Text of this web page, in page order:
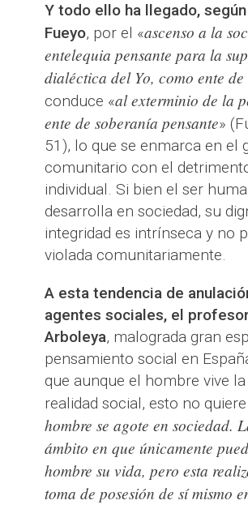
Y todo ello ha llegado,
Fueyo, por el «ascenso a la
entelequia pensante para la
dialéctica del Yo, como ente de
conduce «al exterminio de la
ente de soberanía pensante»
51), lo que se enmarca en el
comunitario con el
individual. Si bien el ser
desarrolla en sociedad, su
integridad es intrínseca y no
violada comunitariamente.
A esta tendencia de
agentes sociales, el
Arboleya, malograda gran
pensamiento social en
que aunque el hombre vive
realidad social, esto no
hombre se agote en sociedad.
ámbito en que únicamente
hombre su vida, pero esta
toma de posesión de sí mismo